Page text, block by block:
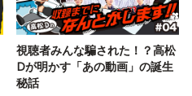
視聴者みんな騙された！？高松
Dが明かす「あの動画」の誕生
秘話